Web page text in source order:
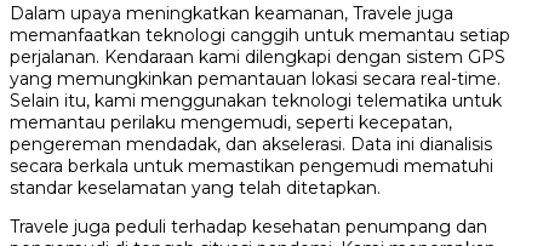
Dalam upaya meningkatkan keamanan, Travele juga
memanfaatkan teknologi canggih untuk memantau setiap
perjalanan. Kendaraan kami dilengkapi dengan sistem GPS
yang memungkinkan pemantauan lokasi secara real-time.
Selain itu, kami menggunakan teknologi telematika untuk
memantau perilaku mengemudi, seperti kecepatan,
pengereman mendadak, dan akselerasi. Data ini dianalisis
secara berkala untuk memastikan pengemudi mematuhi
standar keselamatan yang telah ditetapkan.
Travele juga peduli terhadap kesehatan penumpang dan